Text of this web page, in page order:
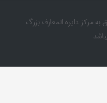
به مرکز دایره المعارف بزرگ